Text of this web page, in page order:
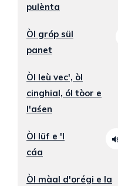
pulènta
Òl gróp sül
panet
Òl leù vec', òl
cinghial, ól tòor e
l'aśen
Òl lüf e 'l
cáa
Òl màal d'orégi e la